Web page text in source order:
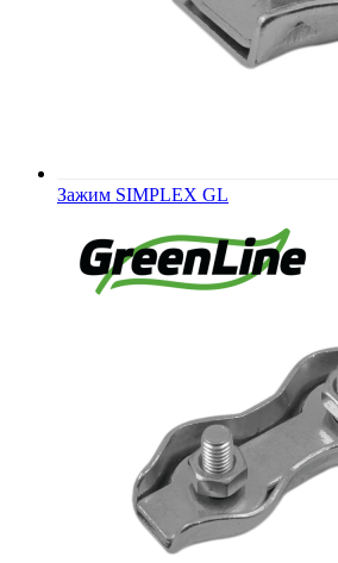
Зажим SIMPLEX GL